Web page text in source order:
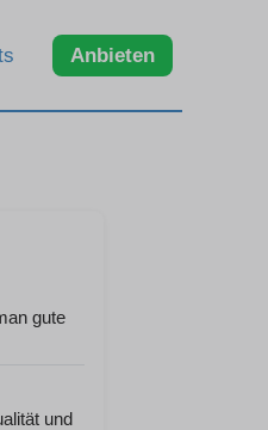
Anbieten
gute
und